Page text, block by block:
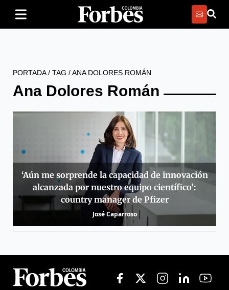
PORTADA/ TAG /ANA DOLORES ROMÁN
Ana Dolores Román
‘Aún me sorprende la capacidad de innovación
alcanzada por nuestro equipo científico’:
country manager de Pfizer
José Caparroso